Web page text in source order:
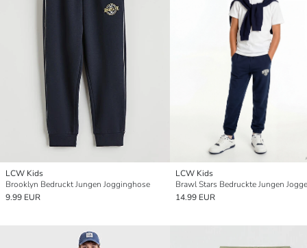
LCW Kids
Brooklyn Bedruckt Jungen Jogginghose
9.99 EUR
LCW Kids
14.99 EUR